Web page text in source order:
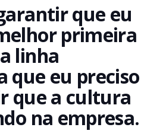
que eu
primeira
linha
que eu preciso
que a cultura
na empresa.